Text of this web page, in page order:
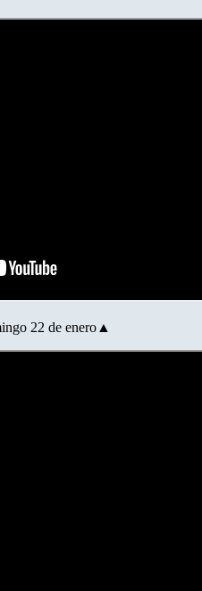
22 de enero▲